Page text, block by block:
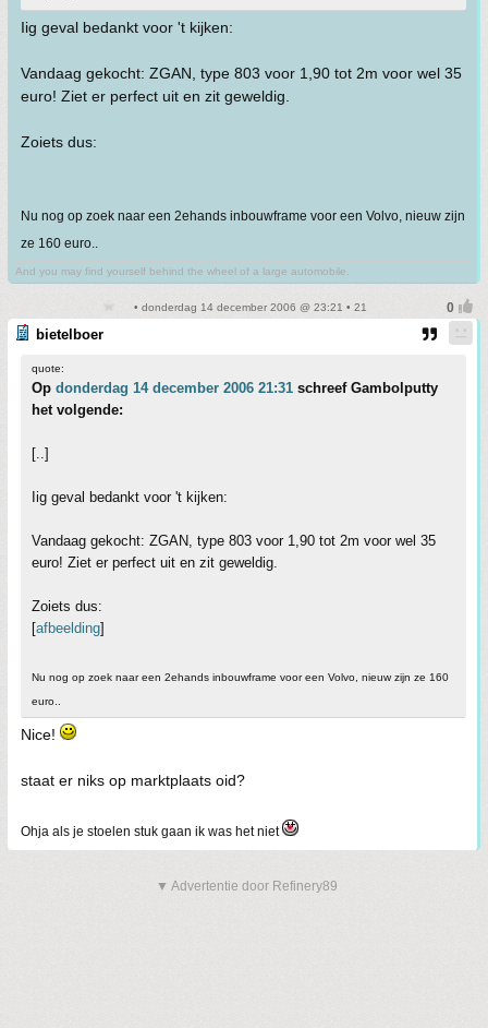
Iig geval bedankt voor 't kijken:
Vandaag gekocht: ZGAN, type 803 voor 1,90 tot 2m voor wel 35
euro! Ziet er perfect uit en zit geweldig.
Zoiets dus:
Nu nog op zoek naar een 2ehands inbouwframe voor een Volvo, nieuw zijn
ze 160 euro..
And you may find yourself behind the wheel of a large automobile.
• donderdag 14 december 2006 @ 23:21 • 21
bietelboer
quote:
Op donderdag 14 december 2006 21:31 schreef Gambolputty
het volgende:
[..]
Iig geval bedankt voor 't kijken:
Vandaag gekocht: ZGAN, type 803 voor 1,90 tot 2m voor wel 35
euro! Ziet er perfect uit en zit geweldig.
Zoiets dus:
[afbeelding]
Nu nog op zoek naar een 2ehands inbouwframe voor een Volvo, nieuw zijn ze 160
euro..
Nice!
staat er niks op marktplaats oid?
Ohja als je stoelen stuk gaan ik was het niet
▼ Advertentie door Refinery89